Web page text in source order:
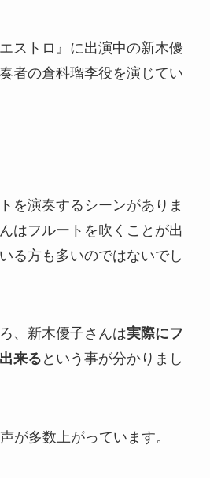
ストロ』に出演中の新木優
者の倉科瑠李役を演じてい
を演奏するシーンがありま
はフルートを吹くことが出
る方も多いのではないでし
、新木優子さんは実際にフ
来る という事が分かりまし
が多数上がっています。